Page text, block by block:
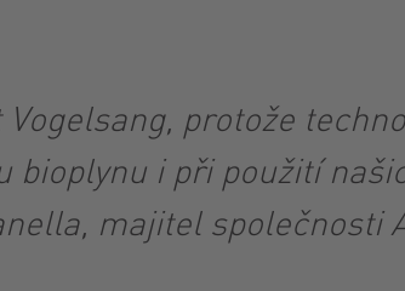
protože
bioplynu i při použití
majitel společnosti